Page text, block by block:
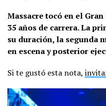
Massacre tocó en el
35 años de carrera. La
su duración, la segunda
en escena y posterior
Si te gustó esta nota,